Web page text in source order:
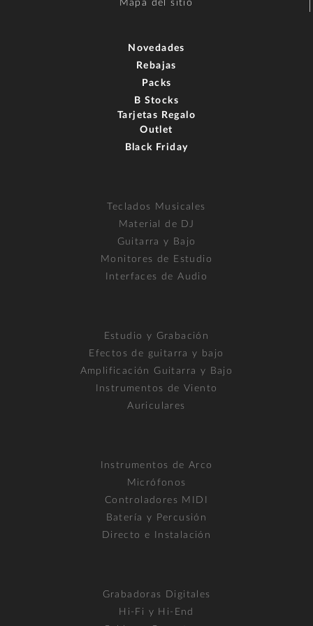
Mapa del sitio
Novedades
Rebajas
Packs
B Stocks
Tarjetas Regalo
Outlet
Black Friday
Teclados Musicales
Material de DJ
Guitarra y Bajo
Monitores de Estudio
Interfaces de Audio
Estudio y Grabación
Efectos de guitarra y bajo
Amplificación Guitarra y Bajo
Instrumentos de Viento
Auriculares
Instrumentos de Arco
Micrófonos
Controladores MIDI
Batería y Percusión
Directo e Instalación
Grabadoras Digitales
Hi-Fi y Hi-End